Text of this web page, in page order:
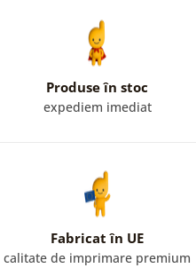
Produse în stoc
expediem imediat
Fabricat în UE
calitate de imprimare premium